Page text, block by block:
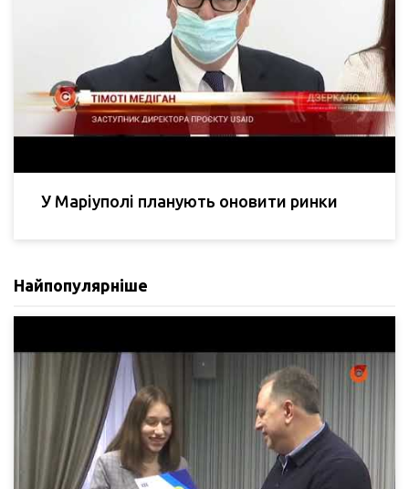
У Маріуполі планують оновити ринки
Найпопулярніше